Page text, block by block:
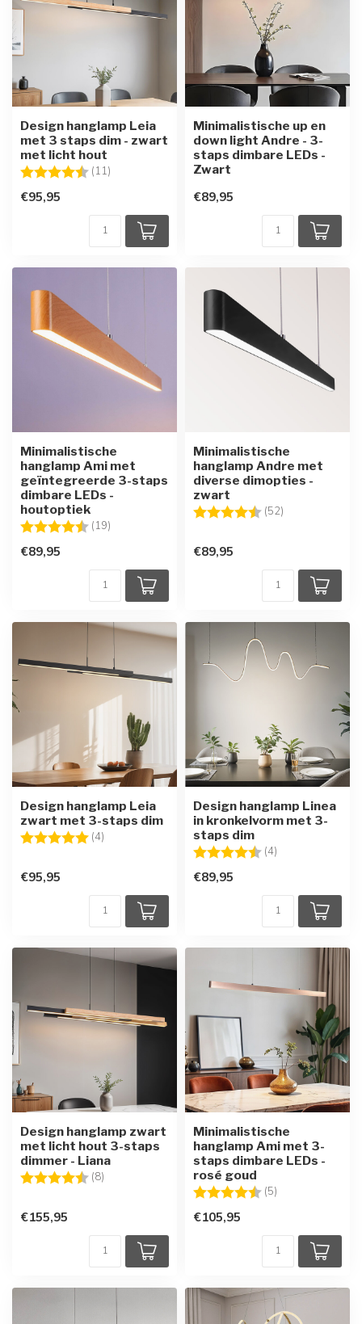
Design hanglamp Leia
met 3 staps dim - zwart
met licht hout
Beoordeling: (11)
€95,95
Minimalistische up en
down light Andre - 3-
staps dimbare LEDs -
Zwart
€89,95
Minimalistische
hanglamp Ami met
geïntegreerde 3-staps
dimbare LEDs -
houtoptiek
Beoordeling: (19)
€89,95
Minimalistische
hanglamp Andre met
diverse dimopties -
zwart
Beoordeling: (52)
€89,95
Design hanglamp Leia
zwart met 3-staps dim
Beoordeling: (4)
€95,95
Design hanglamp Linea
in kronkelvorm met 3-
staps dim
Beoordeling: (4)
€89,95
Design hanglamp zwart
met licht hout 3-staps
dimmer - Liana
Beoordeling: (8)
€155,95
Minimalistische
hanglamp Ami met 3-
staps dimbare LEDs -
rosé goud
Beoordeling: (5)
€105,95